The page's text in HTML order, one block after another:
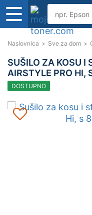
Naslovnica > Sve za dom >
SUŠILO ZA KOSU I
AIRSTYLE PRO HI,
DOSTUPNO